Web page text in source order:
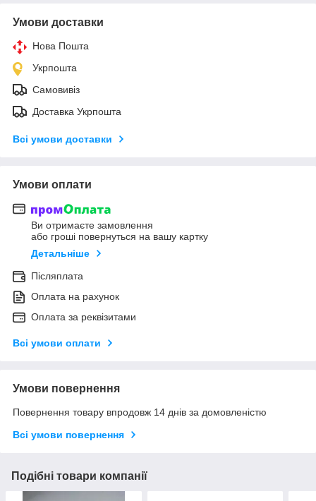
Умови доставки
Нова Пошта
Укрпошта
Самовивіз
Доставка Укрпошта
Всі умови доставки
Умови оплати
Ви отримаєте замовлення
або гроші повернуться на вашу картку
Детальніше
Післяплата
Оплата на рахунок
Оплата за реквізитами
Всі умови оплати
Умови повернення
Повернення товару впродовж 14 днів за домовленістю
Всі умови повернення
Подібні товари компанії